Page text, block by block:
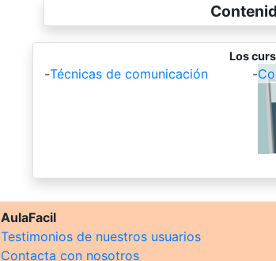
Los
-Técnicas de comunicación -
AulaFacil
Testimonios de nuestros usuarios
Contacta con nosotros